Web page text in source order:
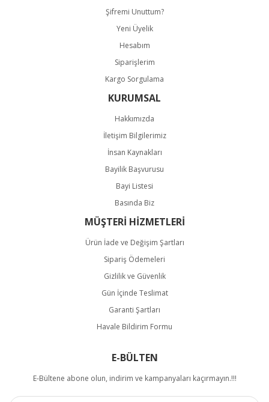
Gönder
Şifremi Unuttum?
Yeni Üyelik
Hesabım
Siparişlerim
Kargo Sorgulama
KURUMSAL
Hakkımızda
İletişim Bilgilerimiz
İnsan Kaynakları
Bayilik Başvurusu
Bayi Listesi
Basında Biz
MÜŞTERİ HİZMETLERİ
Ürün İade ve Değişim Şartları
Sipariş Ödemeleri
Gizlilik ve Güvenlik
Gün İçinde Teslimat
Garanti Şartları
Havale Bildirim Formu
E-BÜLTEN
E-Bültene abone olun, indirim ve kampanyaları kaçırmayın.!!!